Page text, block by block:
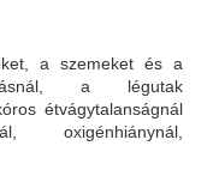
a szemeket és a
a légutak
étvágytalanságnál
oxigénhiánynál,